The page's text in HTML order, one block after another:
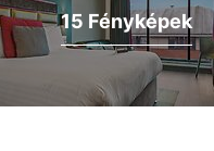
15 Fényképek